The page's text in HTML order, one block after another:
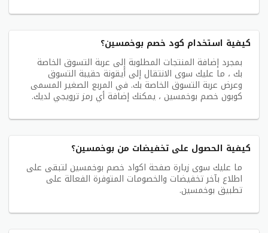
كيفية استخدام كود خصم بوخمسين؟
بمجرد إضافة المنتجات المطلوبة إلى عربة التسوق الخاصة
بك ، ما عليك سوى الانتقال إلى أيقونة حقيبة التسوق
وعرض عربة التسوق الخاصة بك. في المربع الصغير المسمى
كوبون خصم بوخمسين ، يمكنك إضافة أي رمز ترويجي لديك.
كيفية الحصول على تخفيضات من بوخمسين؟
ما عليك سوى زيارة صفحة اكواد خصم بوخمسين لتبقى على
اطلاع بآخر تخفيضات والخصومات المتوفرة الفعالة على
تطبيق بوخمسين.